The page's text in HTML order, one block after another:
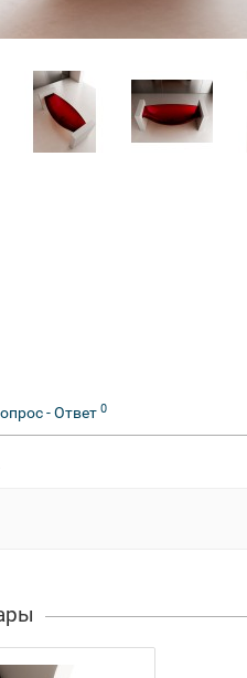
- Ответ 0